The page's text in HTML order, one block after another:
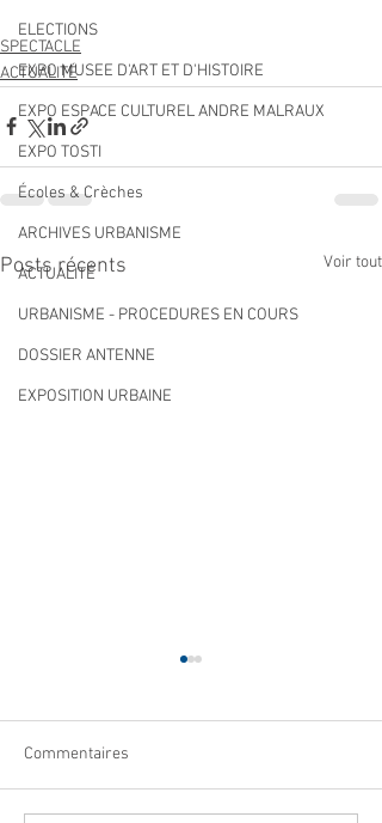
ELECTIONS
EXPO MUSEE D'ART ET D'HISTOIRE
EXPO ESPACE CULTUREL ANDRE MALRAUX
EXPO TOSTI
Écoles & Crèches
ARCHIVES URBANISME
ACTUALITÉ
URBANISME - PROCEDURES EN COURS
DOSSIER ANTENNE
EXPOSITION URBAINE
SPECTACLE
ACTUALITÉ
Posts récents Voir tout
Commentaires